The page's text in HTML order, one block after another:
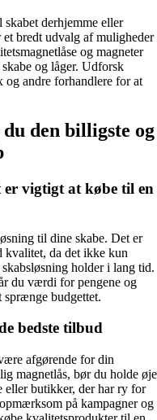
skabet derhjemme eller
bredt udvalg af muligheder
og magneter
og låger. Udforsk
andre forhandlere for at
den billigste og
vigtigt at købe til en
til dine skabe. Det er
kvalitet, da det ikke kun
holder i lang tid.
du værdi for pengene og
sprænge budgettet.
bedste tilbud
afgørende for din
magnetlås, bør du holde øje
eller butikker, der har ry for
på kampagner og